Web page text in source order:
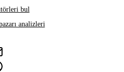
bul
analizleri